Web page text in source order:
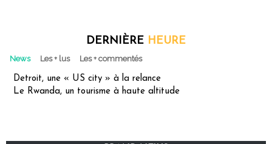
DERNIÈRE HEURE
News Les + lus Les + commentés
Detroit, une « US city » à la relance
Le Rwanda, un tourisme à haute altitude